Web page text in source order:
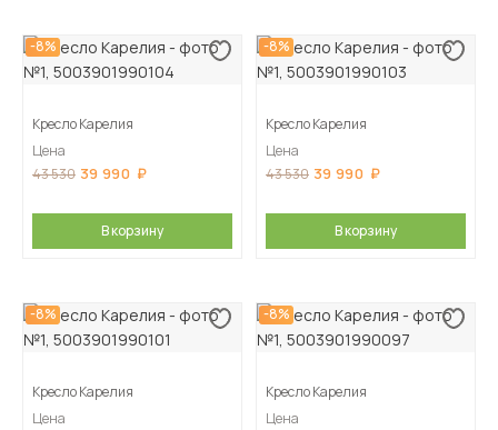
-8%
Кресло Карелия
Цена
43 530 39 990
В корзину
-8%
Кресло Карелия
Цена
43 530 39 990
В корзину
-8%
Кресло Карелия
Цена
-8%
Кресло Карелия
Цена